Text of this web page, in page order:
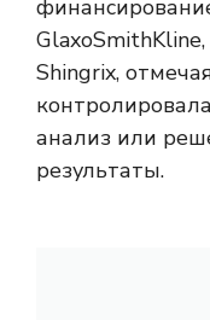
Shingrix,
анализ или
результаты.